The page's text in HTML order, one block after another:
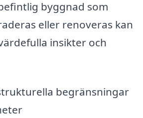
byggnad som
eller renoveras kan
insikter och
begränsningar